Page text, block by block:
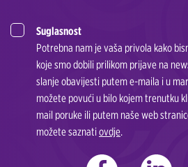
Suglasnost
Potrebna nam je vaša privola kako
koje smo dobili prilikom prijave na
slanje obavijesti putem e-maila i u
možete povući u bilo kojem trenutku
mail poruke ili putem naše web
možete saznatiovdje.